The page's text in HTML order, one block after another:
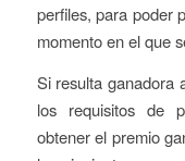
perfiles, para poder
momento en el que
Si resulta ganadora
los requisitos de
obtener el premio